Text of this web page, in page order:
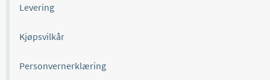
Levering
Kjøpsvilkår
Personvernerklæring